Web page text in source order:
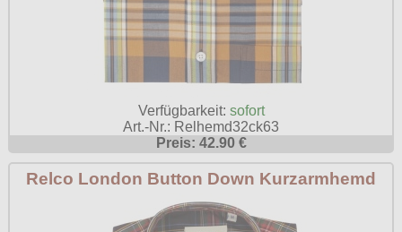
Verfügbarkeit: sofort
Art.-Nr.: Relhemd32ck63
Preis: 42.90 €
Relco London Button Down Kurzarmhemd